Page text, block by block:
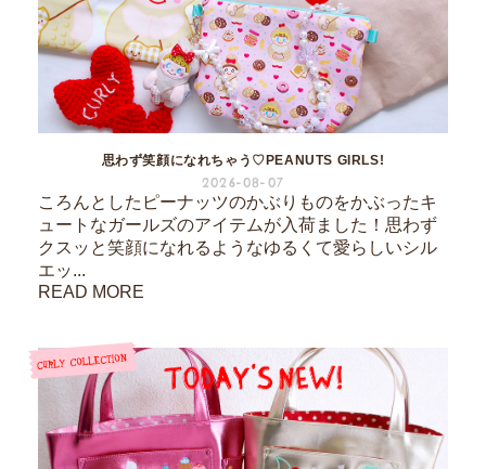
思わず笑顔になれちゃう♡PEANUTS GIRLS!
2026-08-07
ころんとしたピーナッツのかぶりものをかぶったキ
ュートなガールズのアイテムが入荷ました！思わず
クスッと笑顔になれるようなゆるくて愛らしいシル
エッ...
READ MORE